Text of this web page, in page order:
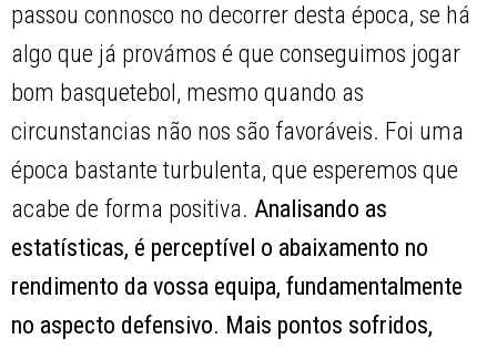
passou connosco no decorrer desta época, se há
algo que já provámos é que conseguimos jogar
bom basquetebol, mesmo quando as
circunstancias não nos são favoráveis. Foi uma
época bastante turbulenta, que esperemos que
acabe de forma positiva. Analisando as
estatísticas, é perceptível o abaixamento no
rendimento da vossa equipa, fundamentalmente
no aspecto defensivo. Mais pontos sofridos,